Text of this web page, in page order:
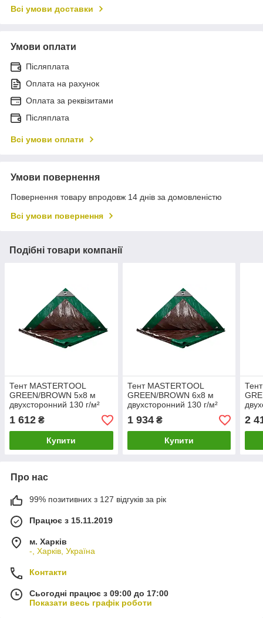
Всі умови доставки
Умови оплати
Післяплата
Оплата на рахунок
Оплата за реквізитами
Післяплата
Всі умови оплати
Умови повернення
Повернення товару впродовж 14 днів за домовленістю
Всі умови повернення
Подібні товари компанії
Тент MASTERTOOL
GREEN/BROWN 5х8 м
двухсторонний 130 г/м²
89-4508
1 612 ₴
Купити
Тент MASTERTOOL
GREEN/BROWN 6х8 м
двухсторонний 130 г/м²
89-4608
1 934₴
Купити
89-
2
Про нас
99% позитивних з 127 відгуків за рік
Працює з 15.11.2019
м. Харків
-, Харків, Україна
Контакти
Сьогодні працює з 09:00 до 17:00
Показати весь графік роботи